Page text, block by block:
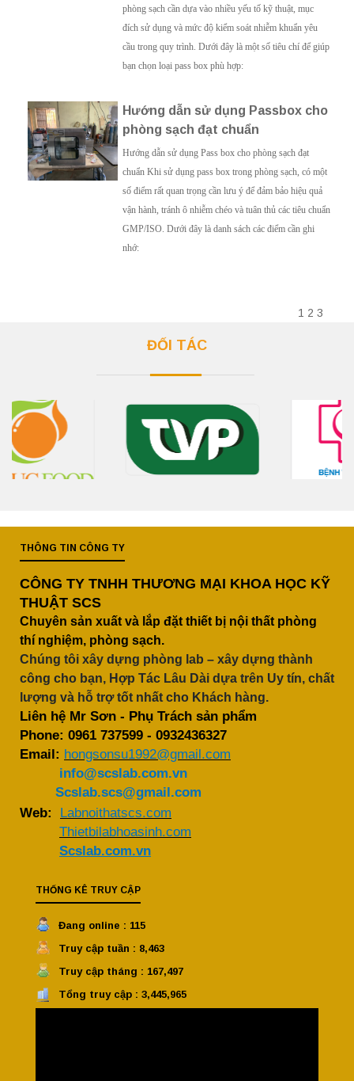
phòng sạch cần dựa vào nhiều yếu tố kỹ thuật, mục
đích sử dụng và mức độ kiểm soát nhiễm khuẩn yêu
cầu trong quy trình. Dưới đây là một số tiêu chí để giúp
bạn chọn loại pass box phù hợp:
Hướng dẫn sử dụng Passbox cho
phòng sạch đạt chuẩn
Hướng dẫn sử dụng Pass box cho phòng sạch đạt
chuẩn Khi sử dụng pass box trong phòng sạch, có một
số điểm rất quan trọng cần lưu ý để đảm bảo hiệu quả
vận hành, tránh ô nhiễm chéo và tuân thủ các tiêu chuẩn
GMP/ISO. Dưới đây là danh sách các điểm cần ghi
nhớ:
1 2 3
ĐỐI TÁC
THÔNG TIN CÔNG TY
CÔNG TY TNHH THƯƠNG MẠI KHOA HỌC KỸ
THUẬT SCS
Chuyên sản xuất và lắp đặt thiết bị nội thất phòng
thí nghiệm, phòng sạch.
Chúng tôi xây dựng phòng lab – xây dựng thành
công cho bạn, Hợp Tác Lâu Dài dựa trên Uy tín, chất
lượng và hỗ trợ tốt nhất cho Khách hàng.
Liên hệ Mr Sơn - Phụ Trách sản phẩm
Phone: 0961 737599 - 0932436327
Email: hongsonsu1992@gmail.com
info@scslab.com.vn
Scslab.scs@gmail.com
Web: Labnoithatscs.com
Thietbilabhoasinh.com
Scslab.com.vn
THỐNG KÊ TRUY CẬP
Đang online : 115
Truy cập tuần : 8,463
Truy cập tháng : 167,497
Tổng truy cập : 3,445,965